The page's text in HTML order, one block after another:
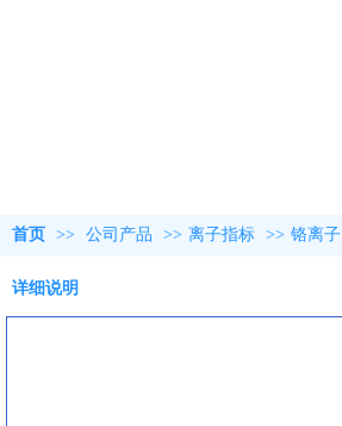
首页 >> 公司产品 >> 离子指标 >> 铬离子
详细说明